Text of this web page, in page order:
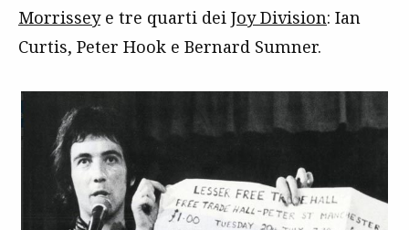
Morrisseye tre quarti dei Joy Division: Ian
Curtis, Peter Hook e Bernard Sumner.